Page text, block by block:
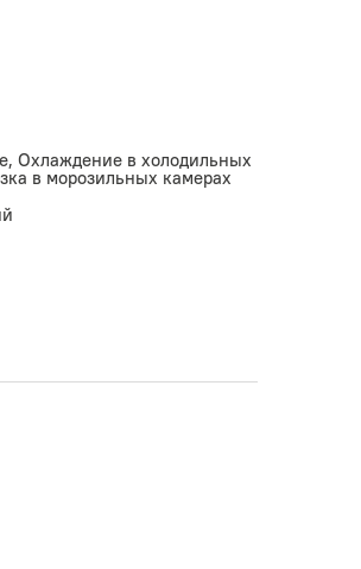
Охлаждение в холодильных
в морозильных камерах